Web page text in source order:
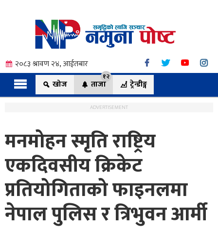
२०८३ श्रावण २४, आईतबार
खोज
ताजा
१२
ट्रेन्डीङ्ग
ADVERTISEMENT
मनमोहन स्मृति राष्ट्रिय
एकदिवसीय क्रिकेट
प्रतियोगिताको फाइनलमा
नेपाल पुलिस र त्रिभुवन आर्मी